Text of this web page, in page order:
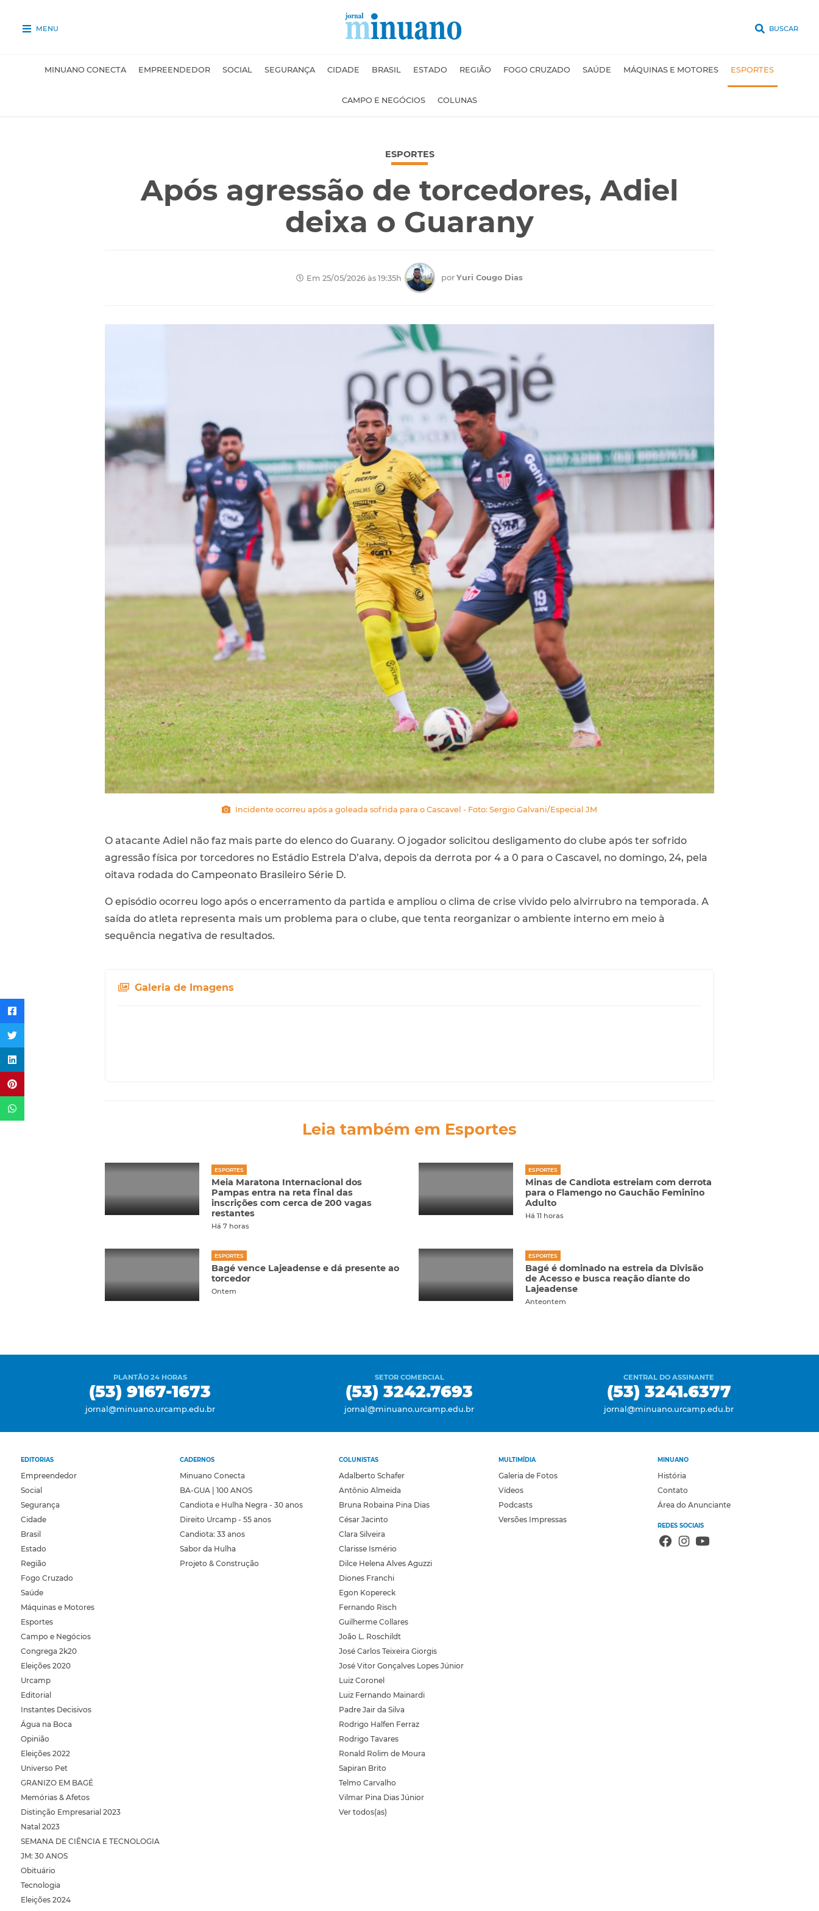
MENU BUSCAR
MINUANO CONECTA EMPREENDEDOR SOCIAL SEGURANÇA CIDADE BRASIL ESTADO REGIÃO FOGO CRUZADO SAÚDE MÁQUINAS E MOTORES ESPORTES
CAMPO E NEGÓCIOS COLUNAS
ESPORTES
Após agressão de torcedores, Adiel
deixa o Guarany
Em 25/05/2026 às 19:35h porYuri Cougo Dias
Incidente ocorreu após a goleada sofrida para o Cascavel - Foto: Sergio Galvani/Especial JM
O atacante Adiel não faz mais parte do elenco do Guarany. O jogador solicitou desligamento do clube após ter sofrido
agressão física por torcedores no Estádio Estrela D’alva, depois da derrota por 4 a 0 para o Cascavel, no domingo, 24, pela
oitava rodada do Campeonato Brasileiro Série D.
O episódio ocorreu logo após o encerramento da partida e ampliou o clima de crise vivido pelo alvirrubro na temporada. A
saída do atleta representa mais um problema para o clube, que tenta reorganizar o ambiente interno em meio à
sequência negativa de resultados.
Galeria de Imagens
Leia também em Esportes
ESPORTES
Meia Maratona Internacional dos
Pampas entra na reta final das
inscrições com cerca de 200 vagas
restantes
Há 7 horas
ESPORTES
Minas de Candiota estreiam com derrota
para o Flamengo no Gauchão Feminino
Adulto
Há 11 horas
ESPORTES
Bagé vence Lajeadense e dá presente ao
torcedor
Ontem
ESPORTES
Bagé é dominado na estreia da Divisão
de Acesso e busca reação diante do
Lajeadense
Anteontem
PLANTÃO 24 HORAS
(53) 9167-1673
jornal@minuano.urcamp.edu.br
SETOR COMERCIAL
(53) 3242.7693
jornal@minuano.urcamp.edu.br
CENTRAL DO ASSINANTE
(53) 3241.6377
jornal@minuano.urcamp.edu.br
EDITORIAS
Empreendedor
Social
Segurança
Cidade
Brasil
Estado
Região
Fogo Cruzado
Saúde
Máquinas e Motores
Esportes
Campo e Negócios
Congrega 2k20
Eleições 2020
Urcamp
Editorial
Instantes Decisivos
Água na Boca
Opinião
Eleições 2022
Universo Pet
GRANIZO EM BAGÉ
Memórias & Afetos
Distinção Empresarial 2023
Natal 2023
SEMANA DE CIÊNCIA E TECNOLOGIA
JM: 30 ANOS
Obituário
Tecnologia
Eleições 2024
CADERNOS
Minuano Conecta
BA-GUA | 100 ANOS
Candiota e Hulha Negra - 30 anos
Direito Urcamp - 55 anos
Candiota: 33 anos
Sabor da Hulha
Projeto & Construção
COLUNISTAS
Adalberto Schafer
Antônio Almeida
Bruna Robaina Pina Dias
César Jacinto
Clara Silveira
Clarisse Ismério
Dilce Helena Alves Aguzzi
Diones Franchi
Egon Kopereck
Fernando Risch
Guilherme Collares
João L. Roschildt
José Carlos Teixeira Giorgis
José Vitor Gonçalves Lopes Júnior
Luiz Coronel
Luiz Fernando Mainardi
Padre Jair da Silva
Rodrigo Halfen Ferraz
Rodrigo Tavares
Ronald Rolim de Moura
Sapiran Brito
Telmo Carvalho
Vilmar Pina Dias Júnior
Ver todos(as)
MULTIMÍDIA
Galeria de Fotos
Vídeos
Podcasts
Versões Impressas
MINUANO
História
Contato
Área do Anunciante
REDES SOCIAIS